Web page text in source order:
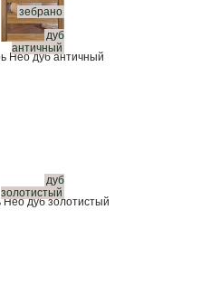
зебрано
дуб
античный
дуб
золотистый